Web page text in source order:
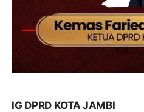
IG DPRD KOTA JAMBI